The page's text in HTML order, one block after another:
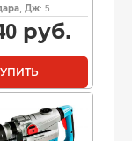
Дж: 5
руб.